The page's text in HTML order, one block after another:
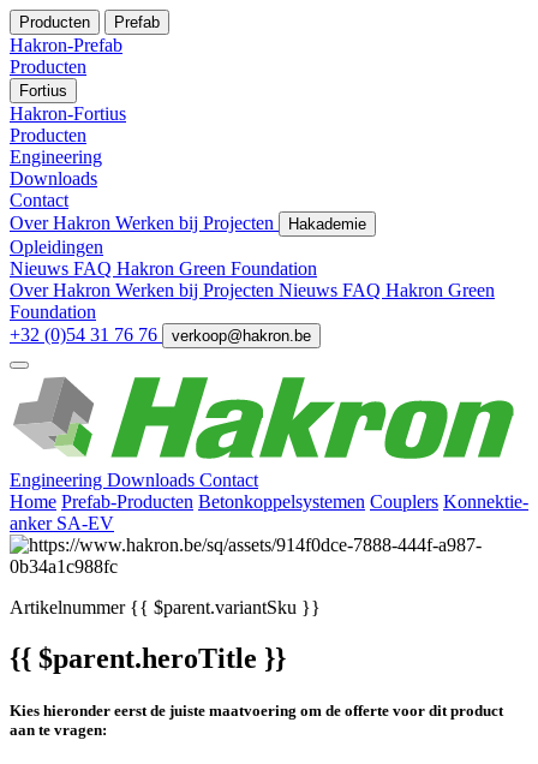
Producten Prefab
Hakron-Prefab
Producten
Fortius
Hakron-Fortius
Producten
Engineering
Downloads
Contact
Over Hakron Werken bij Projecten Hakademie
Opleidingen
Nieuws FAQ Hakron Green Foundation
Over Hakron Werken bij Projecten Nieuws FAQ Hakron Green
Foundation
+32 (0)54 31 76 76
verkoop@hakron.be
Engineering Downloads Contact
Home Prefab-Producten Betonkoppelsystemen Couplers Konnektie-
anker SA-EV
Artikelnummer{{ $parent.variantSku }}
{{ $parent.heroTitle }}
Kies hieronder eerst de juiste maatvoering om de offerte voor dit product
aan te vragen: